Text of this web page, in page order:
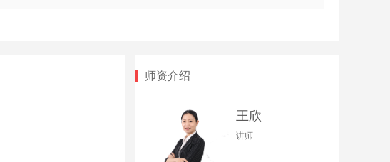
师资介绍
王欣
讲师